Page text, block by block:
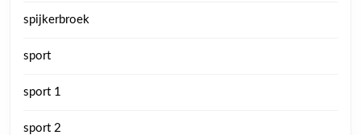
spijkerbroek
sport
sport 1
sport 2